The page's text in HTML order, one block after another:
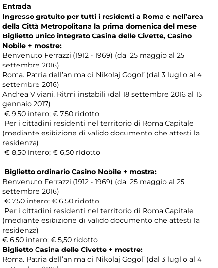
Entrada
Ingresso gratuito per tutti i residenti a Roma e nell’area
della Città Metropolitana la prima domenica del mese
Biglietto unico integrato Casina delle Civette, Casino
Nobile + mostre:
Benvenuto Ferrazzi (1912 - 1969) (dal 25 maggio al 25
settembre 2016)
Roma. Patria dell’anima di Nikolaj Gogol’ (dal 3 luglio al 4
settembre 2016)
Andrea Viviani. Ritmi instabili (dal 18 settembre 2016 al 15
gennaio 2017)
€ 9,50 intero; € 7,50 ridotto
Per i cittadini residenti nel territorio di Roma Capitale
(mediante esibizione di valido documento che attesti la
residenza)
€ 8,50 intero; € 6,50 ridotto
Biglietto ordinario Casino Nobile + mostra:
Benvenuto Ferrazzi (1912 - 1969) (dal 25 maggio al 25
settembre 2016)
€ 7,50 intero; € 6,50 ridotto
Per i cittadini residenti nel territorio di Roma Capitale
(mediante esibizione di valido documento che attesti la
residenza)
€ 6,50 intero; € 5,50 ridotto
Biglietto Casina delle Civette + mostre:
Roma. Patria dell’anima di Nikolaj Gogol’ (dal 3 luglio al 4